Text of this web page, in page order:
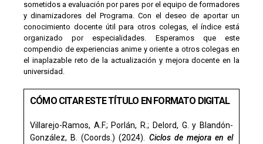
sometidos a evaluación por pares por el equipo de formadores
y dinamizadores del Programa. Con el deseo de aportar un
conocimiento docente útil para otros colegas, el índice está
organizado por especialidades. Esperamos que este
compendio de experiencias anime y oriente a otros colegas en
el inaplazable reto de la actualización y mejora docente en la
universidad.
CÓMO CITAR ESTE TÍTULO EN FORMATO DIGITAL
Villarejo-Ramos, A.F.; Porlán, R.; Delord, G. y Blandón-
González, B. (Coords.) (2024). Ciclos de mejora en el